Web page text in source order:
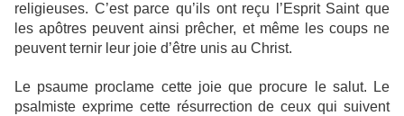
religieuses. C’est parce qu’ils ont reçu l’Esprit Saint que
les apôtres peuvent ainsi prêcher, et même les coups ne
peuvent ternir leur joie d’être unis au Christ.
Le psaume proclame cette joie que procure le salut. Le
psalmiste exprime cette résurrection de ceux qui suivent